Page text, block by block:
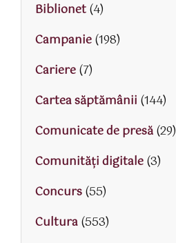
Biblionet(4)
Campanie(198)
Cariere(7)
Cartea săptămânii (144)
Comunicate de presă(29)
Comunități digitale(3)
Concurs(55)
Cultura(553)